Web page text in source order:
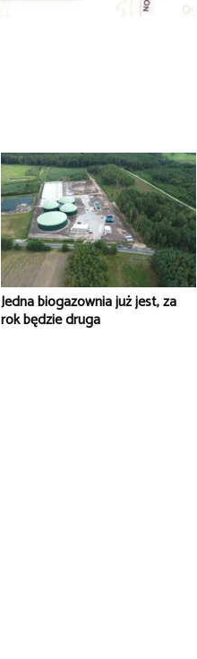
Jedna biogazownia już jest, za
rok będzie druga